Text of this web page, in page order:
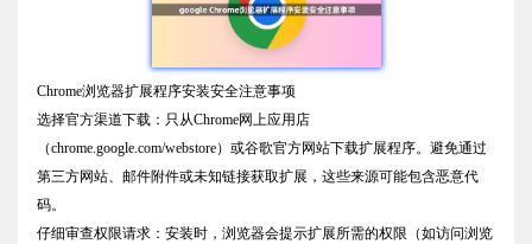
Chrome浏览器扩展程序安装安全注意事项
选择官方渠道下载：只从Chrome网上应用店
（chrome.google.com/webstore）或谷歌官方网站下载扩展程序。避免通过
第三方网站、邮件附件或未知链接获取扩展，这些来源可能包含恶意代
码。
仔细审查权限请求：安装时，浏览器会提示扩展所需的权限（如访问浏览